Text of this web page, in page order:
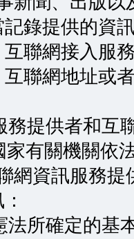
錄提供的資
聯網接入服
聯網地址或
提供者和互
家有關機關依
資訊服務提
所確定的基